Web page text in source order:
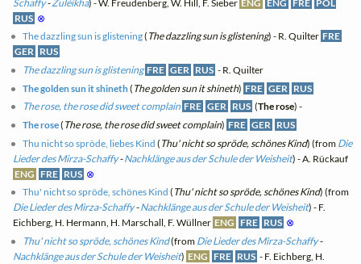
Schaffy-Zuléikha) - W. Freudenberg, W. Hill, F. Sieber ENG ENG FRE POL
RUS ⊗
The dazzling sun is glistening( The dazzling sun is glistening) - R. Quilter FRE
GER RUS
The dazzling sun is glistening FRE GER RUS - R. Quilter
The golden sun it shineth( The golden sun it shineth) FRE GER RUS
The rose, the rose did sweet complain FRE GER RUS (The rose) -
The rose( The rose, the rose did sweet complain) FRE GER RUS
Thu nicht so spröde, liebes Kind ( Thu' nicht so spröde, schönes Kind) (from Die
Lieder des Mirza-Schaffy-Nachklänge aus der Schule der Weisheit) - A. Rückauf
ENG FRE RUS ⊗
Thu' nicht so spröde, schönes Kind ( Thu' nicht so spröde, schönes Kind) (from
Die Lieder des Mirza-Schaffy-Nachklänge aus der Schule der Weisheit) - F.
Eichberg, H. Hermann, H. Marschall, F. Wüllner ENG FRE RUS ⊗
Thu' nicht so spröde, schönes Kind(from Die Lieder des Mirza-Schaffy-
Nachklänge aus der Schule der Weisheit) ENG FRE RUS - F. Eichberg, H.